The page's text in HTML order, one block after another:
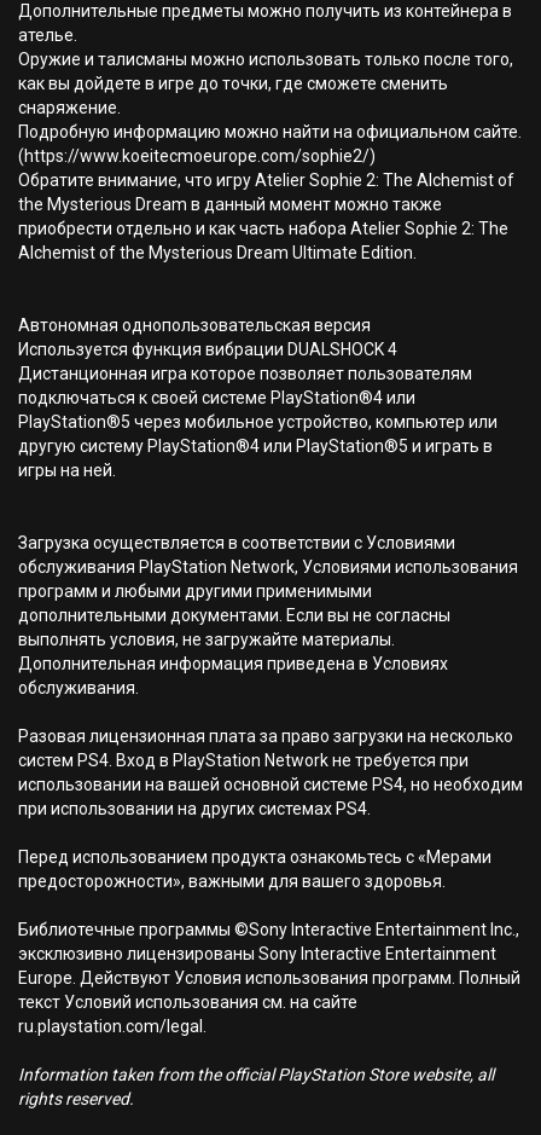
Дополнительные предметы можно получить из контейнера в
ателье.
Оружие и талисманы можно использовать только после того,
как вы дойдете в игре до точки, где сможете сменить
снаряжение.
Подробную информацию можно найти на официальном сайте.
(https://www.koeitecmoeurope.com/sophie2/)
Обратите внимание, что игру Atelier Sophie 2: The Alchemist of
the Mysterious Dream в данный момент можно также
приобрести отдельно и как часть набора Atelier Sophie 2: The
Alchemist of the Mysterious Dream Ultimate Edition.
Автономная однопользовательская версия
Используется функция вибрации DUALSHOCK 4
Дистанционная игра которое позволяет пользователям
подключаться к своей системе PlayStation®4 или
PlayStation®5 через мобильное устройство, компьютер или
другую систему PlayStation®4 или PlayStation®5 и играть в
игры на ней.
Загрузка осуществляется в соответствии с Условиями
обслуживания PlayStation Network, Условиями использования
программ и любыми другими применимыми
дополнительными документами. Если вы не согласны
выполнять условия, не загружайте материалы.
Дополнительная информация приведена в Условиях
обслуживания.
Разовая лицензионная плата за право загрузки на несколько
систем PS4. Вход в PlayStation Network не требуется при
использовании на вашей основной системе PS4, но необходим
при использовании на других системах PS4.
Перед использованием продукта ознакомьтесь с «Мерами
предосторожности», важными для вашего здоровья.
Библиотечные программы ©Sony Interactive Entertainment Inc.,
эксклюзивно лицензированы Sony Interactive Entertainment
Europe. Действуют Условия использования программ. Полный
текст Условий использования см. на сайте
ru.playstation.com/legal.
Information taken from the official PlayStation Store website, all
rights reserved.